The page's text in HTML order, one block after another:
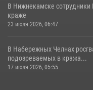
В Нижнекамске сотрудники
краже
23 июля 2026, 06:47
В Набережных Челнах
подозреваемых в кража...
17 июля 2026, 05:55